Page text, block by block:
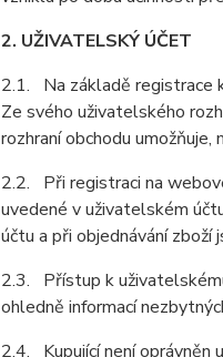
2. UŽIVATELSKÝ ÚČET
2.1. Na základě registrace
Ze svého uživatelského
rozhraní obchodu
2.2. Při registraci na
uvedené v uživatelském
účtu a při objednávání zboží
2.3. Přístup k
ohledně informací
2.4. Kupující není oprávněn